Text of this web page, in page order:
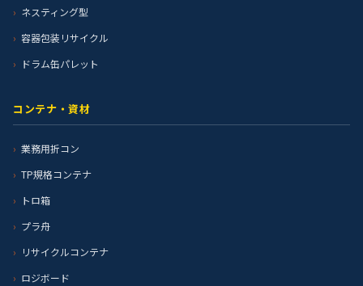
ネスティング型
容器包装リサイクル
ドラム缶パレット
コンテナ・資材
業務用折コン
TP規格コンテナ
トロ箱
プラ舟
リサイクルコンテナ
ロジボード